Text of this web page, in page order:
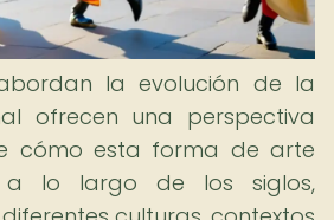
la evolución de la
ofrecen una perspectiva
cómo esta forma de arte
a lo largo de los siglos,